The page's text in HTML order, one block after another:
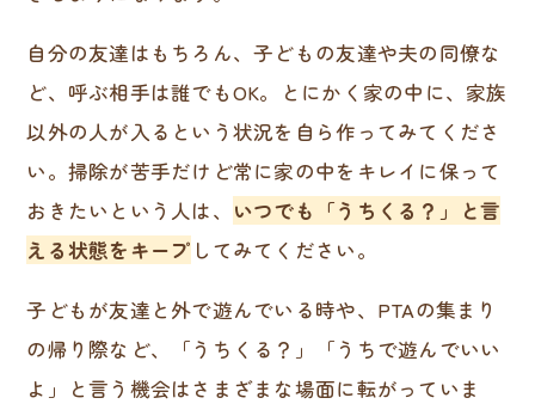
自分の友達はもちろん、子どもの友達や夫の同僚な
ど、呼ぶ相手は誰でもOK。とにかく家の中に、家族
以外の人が入るという状況を自ら作ってみてくださ
い。掃除が苦手だけど常に家の中をキレイに保って
おきたいという人は、 いつでも「うちくる？」と言
える状態をキープ してみてください。
子どもが友達と外で遊んでいる時や、PTAの集まり
の帰り際など、「うちくる？」「うちで遊んでいい
よ」と言う機会はさまざまな場面に転がっていま